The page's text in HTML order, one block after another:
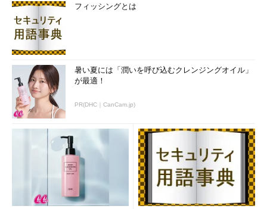
フィッシングとは
暑い夏には「潤いを呼び込むクレンジングオイル」
が最適！
PR(DHC｜CanCam.jp)